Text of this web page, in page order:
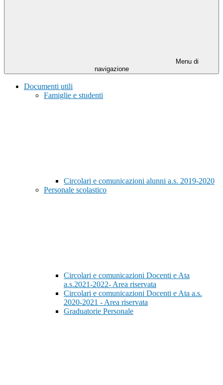
Menu di
navigazione
Documenti utili
Famiglie e studenti
Circolari e comunicazioni alunni a.s. 2019-2020
Personale scolastico
Circolari e comunicazioni Docenti e Ata
a.s.2021-2022- Area riservata
Circolari e comunicazioni Docenti e Ata a.s.
2020-2021 - Area riservata
Graduatorie Personale